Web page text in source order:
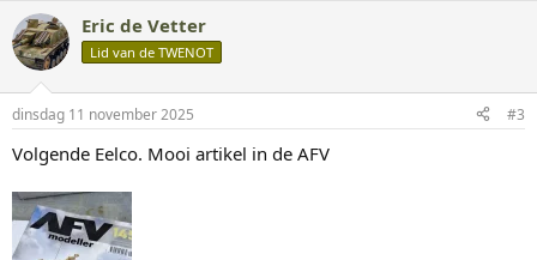
r
d
e
i
n
e
:
Eric de Vetter
Lid van de TWENOT
dinsdag 11 november 2025 #3
Volgende Eelco. Mooi artikel in de AFV